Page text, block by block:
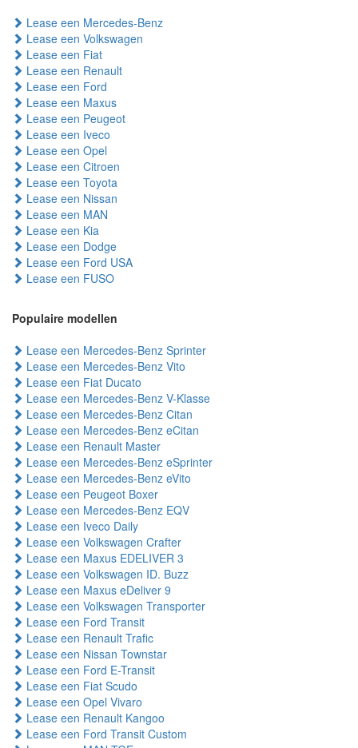
Lease een Mercedes-Benz
Lease een Volkswagen
Lease een Fiat
Lease een Renault
Lease een Ford
Lease een Maxus
Lease een Peugeot
Lease een Iveco
Lease een Opel
Lease een Citroen
Lease een Toyota
Lease een Nissan
Lease een MAN
Lease een Kia
Lease een Dodge
Lease een Ford USA
Lease een FUSO
Populaire modellen
Lease een Mercedes-Benz Sprinter
Lease een Mercedes-Benz Vito
Lease een Fiat Ducato
Lease een Mercedes-Benz V-Klasse
Lease een Mercedes-Benz Citan
Lease een Mercedes-Benz eCitan
Lease een Renault Master
Lease een Mercedes-Benz eSprinter
Lease een Mercedes-Benz eVito
Lease een Peugeot Boxer
Lease een Mercedes-Benz EQV
Lease een Iveco Daily
Lease een Volkswagen Crafter
Lease een Maxus EDELIVER 3
Lease een Volkswagen ID. Buzz
Lease een Maxus eDeliver 9
Lease een Volkswagen Transporter
Lease een Ford Transit
Lease een Renault Trafic
Lease een Nissan Townstar
Lease een Ford E-Transit
Lease een Fiat Scudo
Lease een Opel Vivaro
Lease een Renault Kangoo
Lease een Ford Transit Custom